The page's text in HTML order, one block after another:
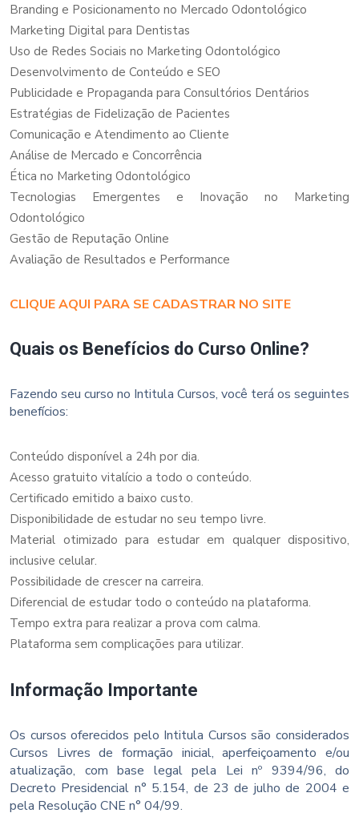
Branding e Posicionamento no Mercado Odontológico
Marketing Digital para Dentistas
Uso de Redes Sociais no Marketing Odontológico
Desenvolvimento de Conteúdo e SEO
Publicidade e Propaganda para Consultórios Dentários
Estratégias de Fidelização de Pacientes
Comunicação e Atendimento ao Cliente
Análise de Mercado e Concorrência
Ética no Marketing Odontológico
Tecnologias Emergentes e Inovação no Marketing
Odontológico
Gestão de Reputação Online
Avaliação de Resultados e Performance
CLIQUE AQUI PARA SE CADASTRAR NO SITE
Quais os Benefícios do Curso Online?
Fazendo seu curso no Intitula Cursos, você terá os seguintes
benefícios:
Conteúdo disponível a 24h por dia.
Acesso gratuito vitalício a todo o conteúdo.
Certificado emitido a baixo custo.
Disponibilidade de estudar no seu tempo livre.
Material otimizado para estudar em qualquer dispositivo,
inclusive celular.
Possibilidade de crescer na carreira.
Diferencial de estudar todo o conteúdo na plataforma.
Tempo extra para realizar a prova com calma.
Plataforma sem complicações para utilizar.
Informação Importante
Os cursos oferecidos pelo Intitula Cursos são considerados
Cursos Livres de formação inicial, aperfeiçoamento e/ou
atualização, com base legal pela Lei nº 9394/96, do
Decreto Presidencial n° 5.154, de 23 de julho de 2004 e
pela Resolução CNE n° 04/99.